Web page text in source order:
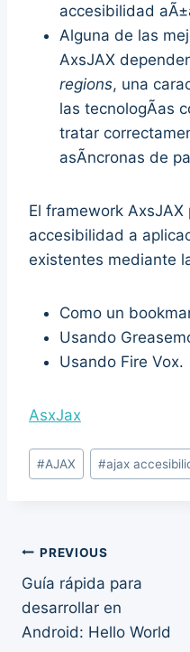
accesibilidad
Alguna de las
AxsJAX
regions, una
las tecnologÃ­as
tratar
asÃ­ncronas de
El framework
accesibilidad a
existentes mediante
Como un
Usando
Usando Fire Vox.
AsxJax
Post
Tags:
#AJAX #ajax
Post
navigation
PREVIOUS
Guía rápida para
desarrollar en
Android: Hello World